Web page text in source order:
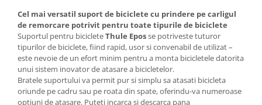
Manete schimbător
Manșoane și ghidolină
Ghidolină
Accesorii
Manșoane
Pedale
Cel mai versatil suport de biciclete cu prindere pe carligul
de remorcare potrivit pentru toate tipurile de biciclete
Suportul pentru bicicleteThule Eposse potriveste tuturor
tipurilor de biciclete, fiind rapid, usor si convenabil de utilizat –
este nevoie de un efort minim pentru a monta bicicletele datorita
unui sistem inovator de atasare a bicicletelor.
Bratele suportului va permit pur si simplu sa atasati bicicleta
oriunde pe cadru sau pe roata din spate, oferindu-va numeroase
optiuni de atasare. Puteti incarca si descarca pana